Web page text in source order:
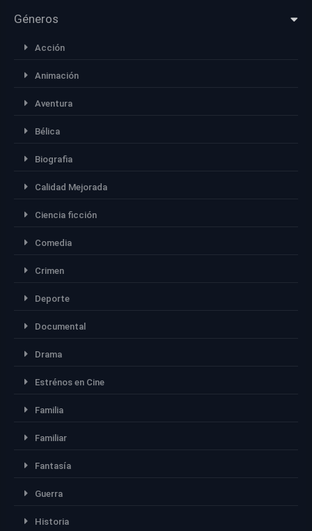
Géneros
Acción
Animación
Aventura
Bélica
Biografia
Calidad Mejorada
Ciencia ficción
Comedia
Crimen
Deporte
Documental
Drama
Estrénos en Cine
Familia
Familiar
Fantasía
Guerra
Historia